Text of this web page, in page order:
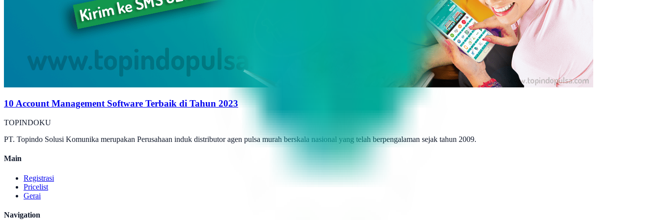
10 Account Management Software Terbaik di Tahun 2023
TOPINDOKU
PT. Topindo Solusi Komunika merupakan Perusahaan induk distributor agen pulsa murah berskala nasional yang telah berpengalaman sejak tahun 2009.
Main
Registrasi
Pricelist
Gerai
Navigation